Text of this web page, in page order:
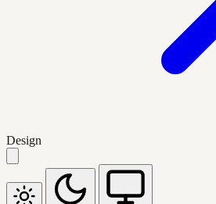
Design